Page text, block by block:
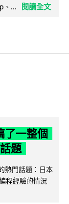
、... 閱讀全文
了一整個
題
熱門話題：日本
程經驗的情況